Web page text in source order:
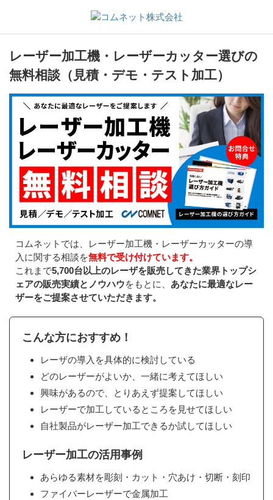
レーザー加工機・レーザーカッター選びの
無料相談（見積・デモ・テスト加工）
コムネットでは、レーザー加工機・レーザーカッターの導
入に関する相談を無料で受け付けています。
これまで5,700台以上のレーザを販売してきた業界トップシ
ェアの販売実績とノウハウをもとに、 あなたに最適なレー
ザーをご提案させていただきます。
こんな方におすすめ！
レーザの導入を具体的に検討している
どのレーザーがよいか、一緒に考えてほしい
興味があるので、とりあえず提案してほしい
レーザーで加工しているところを見せてほしい
自社製品がレーザー加工できるか試してほしい
レーザー加工の活用事例
あらゆる素材を彫刻・カット・穴あけ・切断・刻印
ファイバーレーザーで金属加工